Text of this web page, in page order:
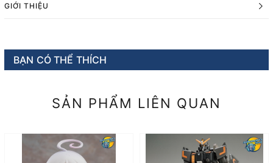
GIỚI THIỆU
BẠN CÓ THỂ THÍCH
SẢN PHẨM LIÊN QUAN